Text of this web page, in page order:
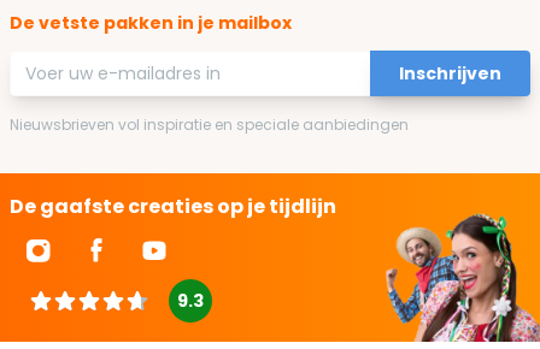
De vetste pakken in je mailbox
E-mailadres
Inschrijven
Nieuwsbrieven vol inspiratie en speciale aanbiedingen
De gaafste creaties op je tijdlijn
9.3